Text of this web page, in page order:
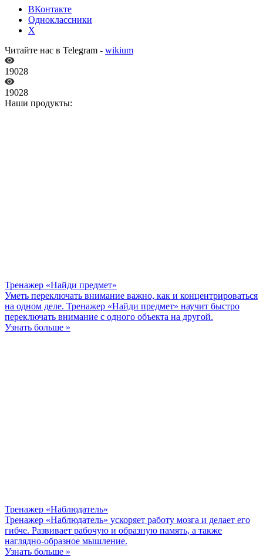
ВКонтакте
Одноклассники
X
Читайте нас в Telegram - wikium
19028
19028
Наши продукты:
Тренажер «Найди предмет»
Уметь переключать внимание важно, как и концентрироваться
на одном деле. Тренажер «Найди предмет» научит быстро
переключать внимание с одного объекта на другой.
Узнать больше »
Тренажер «Наблюдатель»
Тренажер «Наблюдатель» ускоряет работу мозга и делает его
гибче. Развивает рабочую и образную память, а также
наглядно-образное мышление.
Узнать больше »